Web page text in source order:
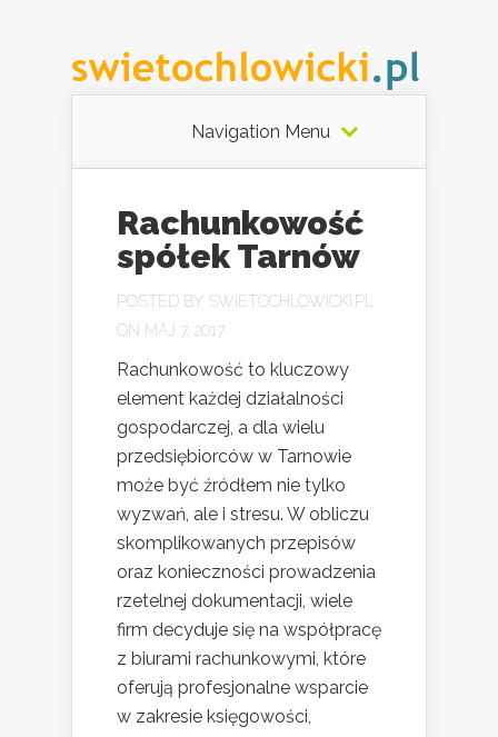
Navigation Menu
Rachunkowość
spółek Tarnów
POSTED BY SWIETOCHLOWICKI.PL
ON MAJ 7, 2017
Rachunkowość to kluczowy
element każdej działalności
gospodarczej, a dla wielu
przedsiębiorców w Tarnowie
może być źródłem nie tylko
wyzwań, ale i stresu. W obliczu
skomplikowanych przepisów
oraz konieczności prowadzenia
rzetelnej dokumentacji, wiele
firm decyduje się na współpracę
z biurami rachunkowymi, które
oferują profesjonalne wsparcie
w zakresie księgowości,